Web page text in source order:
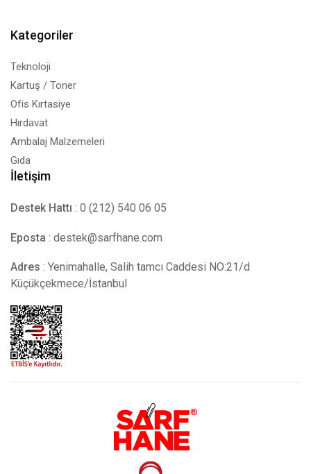
Kategoriler
Teknoloji
Kartuş / Toner
Ofis Kırtasiye
Hırdavat
Ambalaj Malzemeleri
Gıda
İletişim
Destek Hattı : 0 (212) 540 06 05
Eposta : destek@sarfhane.com
Adres : Yenimahalle, Salih tamcı Caddesi NO:21/d
Küçükçekmece/İstanbul